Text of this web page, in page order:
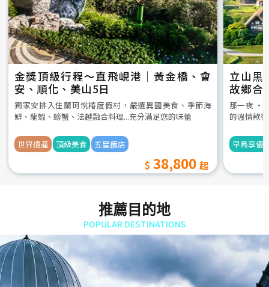
金獎頂級行程～直飛峴港｜黃金橋、會
安、順化、美山5日
獨家安排入住蘭珂悅椿度假村，嚴選異國美食、季節海
鮮、龍蝦、螃蟹、法越融合料理...充分滿足您的味蕾
世界遺產 頂級美食 五星飯店
38,800
立山黒
故鄉合
5日
那一夜 ‧
的溫情款
早鳥享優
推薦目的地
POPULAR DESTINATIONS